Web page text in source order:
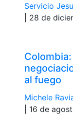
Servicio
| 28 de
al fuego
Michele
| 16 de